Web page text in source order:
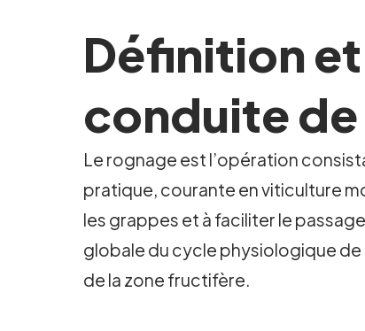
Définition
conduite de
Le rognage est l’opération
pratique, courante en viticulture
les grappes et à faciliter le
globale du cycle physiologique de
de la zone fructifère.